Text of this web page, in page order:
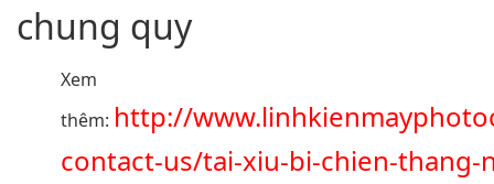
chung quy
Xem
thêm: http://
contact-us/tai-xiu-bi-chien-thang-